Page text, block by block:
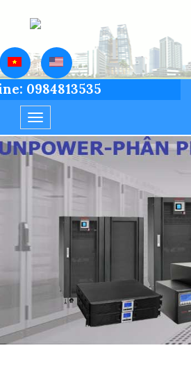
Toggle
navigation
0984813535